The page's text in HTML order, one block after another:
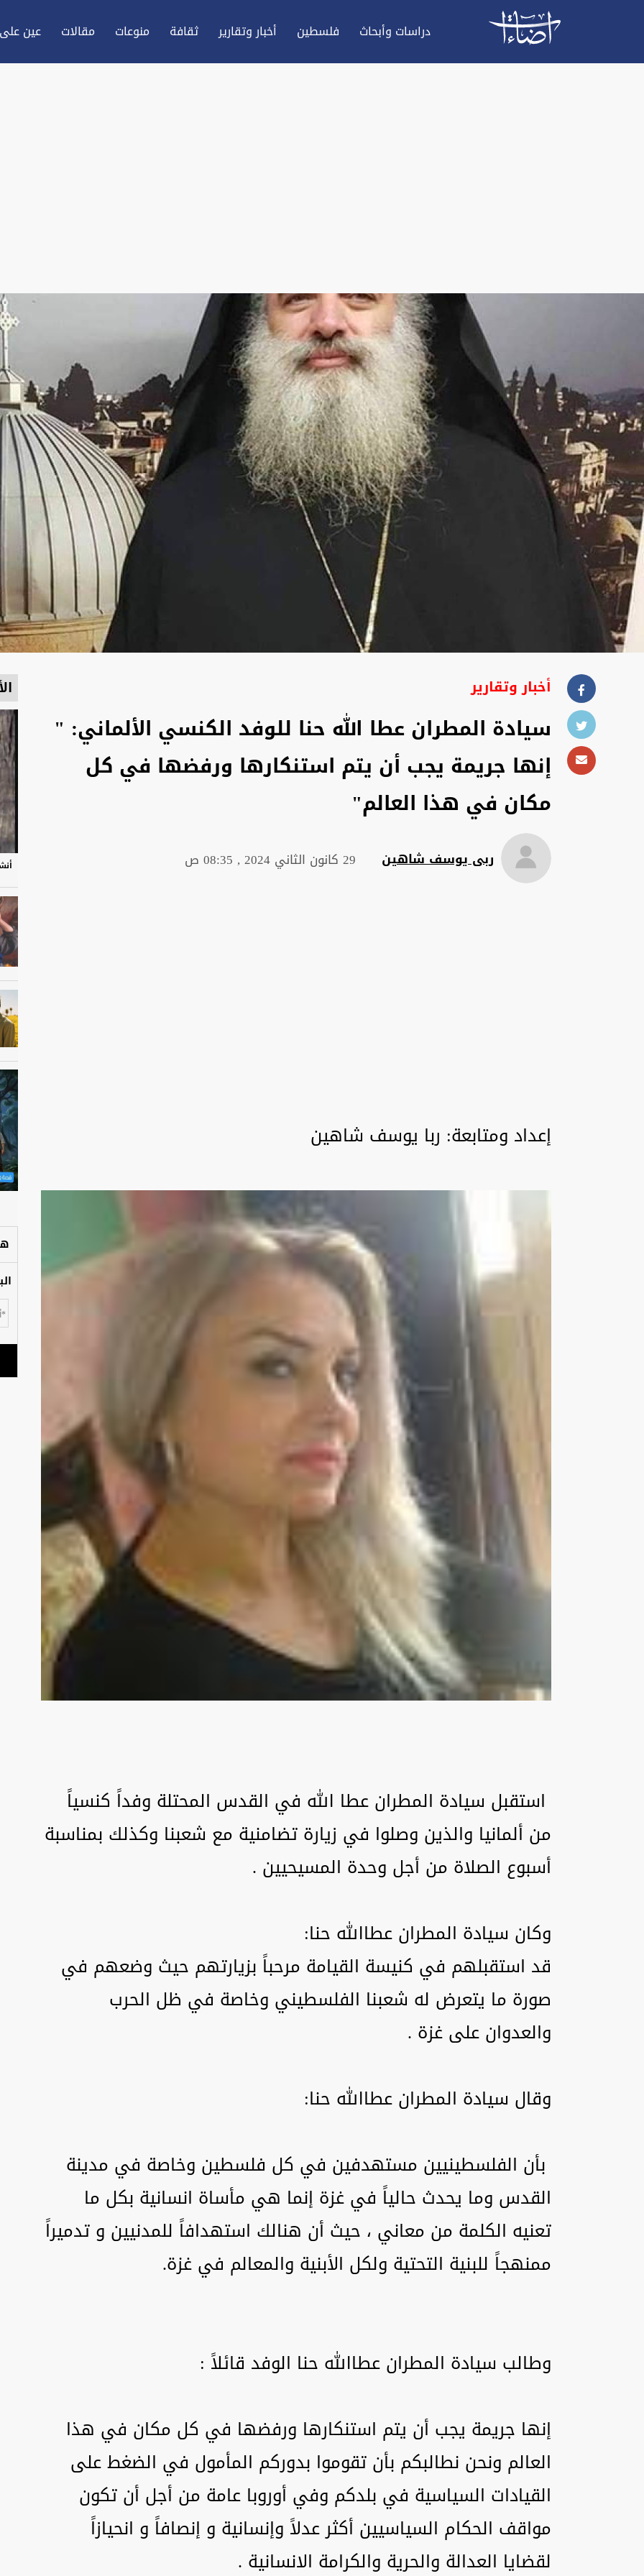
دراسات وأبحاث فلسطين أخبار وتقارير ثقافة منوعات مقالات عين
أخبار وتقارير
سيادة المطران عطا الله حنا للوفد الكنسي الألماني: "
إنها جريمة يجب أن يتم استنكارها ورفضها في كل
مكان في هذا العالم"
ربى يوسف شاهين 29 كانون الثاني 2024 , 08:35 ص
إعداد ومتابعة: ربا يوسف شاهين
استقبل سيادة المطران عطا الله في القدس المحتلة وفداً كنسياً
من ألمانيا والذين وصلوا في زيارة تضامنية مع شعبنا وكذلك بمناسبة
أسبوع الصلاة من أجل وحدة المسيحيين .
وكان سيادة المطران عطاالله حنا:
قد استقبلهم في كنيسة القيامة مرحباً بزيارتهم حيث وضعهم في
صورة ما يتعرض له شعبنا الفلسطيني وخاصة في ظل الحرب
والعدوان على غزة .
وقال سيادة المطران عطاالله حنا:
بأن الفلسطينيين مستهدفين في كل فلسطين وخاصة في مدينة
القدس وما يحدث حالياً في غزة إنما هي مأساة انسانية بكل ما
تعنيه الكلمة من معاني ، حيث أن هنالك استهدافاً للمدنيين و تدميراً
ممنهجاً للبنية التحتية ولكل الأبنية والمعالم في غزة.
وطالب سيادة المطران عطاالله حنا الوفد قائلاً :
إنها جريمة يجب أن يتم استنكارها ورفضها في كل مكان في هذا
العالم ونحن نطالبكم بأن تقوموا بدوركم المأمول في الضغط على
القيادات السياسية في بلدكم وفي أوروبا عامة من أجل أن تكون
مواقف الحكام السياسيين أكثر عدلاً وإنسانية و إنصافاً و انحيازاً
لقضايا العدالة والحرية والكرامة الانسانية .